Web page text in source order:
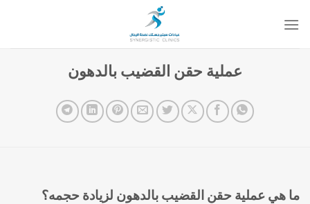
للمحتوى
عملية حقن القضيب بالدهون
ما هي عملية حقن القضيب بالدهون لزيادة حجمه؟